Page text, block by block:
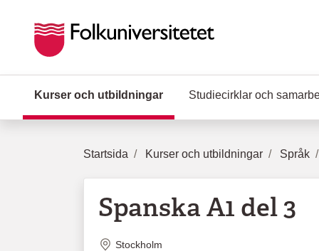
Kurser och utbildningar (Aktuell sida)
Studiecirklar och
Startsida Kurser och utbildningar Språk
Spanska A1 del 3
Plats
Stockholm